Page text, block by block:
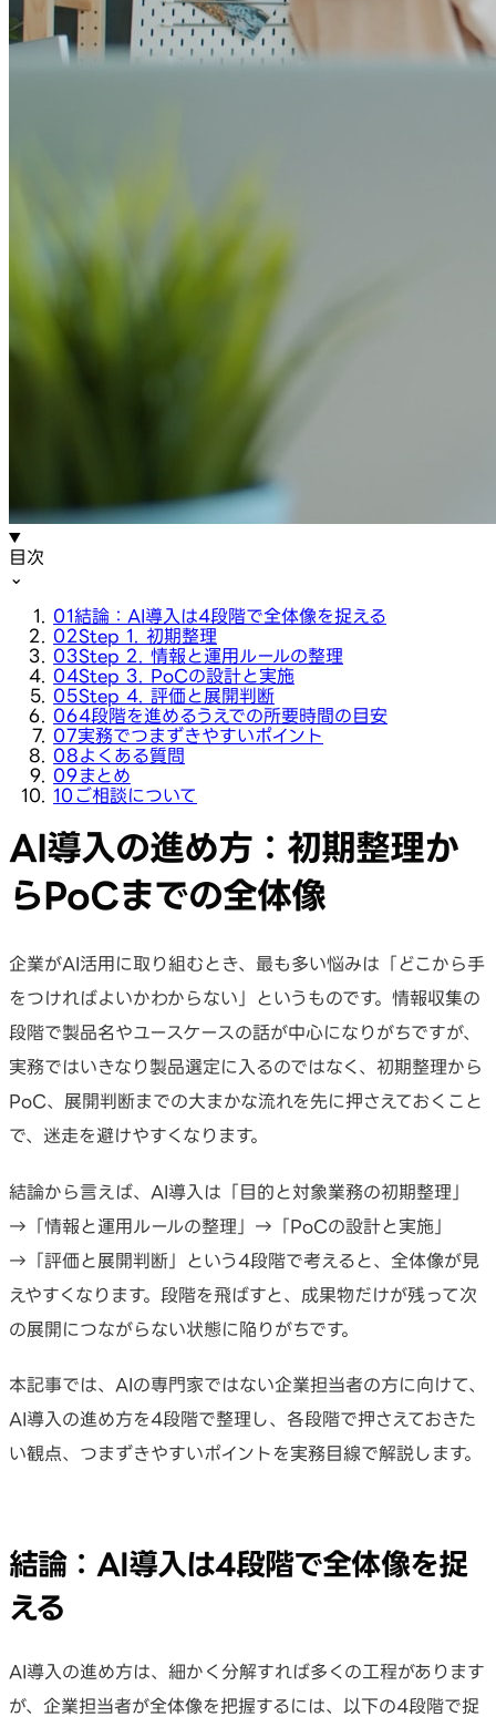
目次
⌄
01結論：AI導入は4段階で全体像を捉える
02Step 1. 初期整理
03Step 2. 情報と運用ルールの整理
04Step 3. PoCの設計と実施
05Step 4. 評価と展開判断
064段階を進めるうえでの所要時間の目安
07実務でつまずきやすいポイント
08よくある質問
09まとめ
10ご相談について
AI導入の進め方：初期整理か
らPoCまでの全体像
企業がAI活用に取り組むとき、最も多い悩みは「どこから手
をつければよいかわからない」というものです。情報収集の
段階で製品名やユースケースの話が中心になりがちですが、
実務ではいきなり製品選定に入るのではなく、初期整理から
PoC、展開判断までの大まかな流れを先に押さえておくこと
で、迷走を避けやすくなります。
結論から言えば、AI導入は「目的と対象業務の初期整理」
→「情報と運用ルールの整理」→「PoCの設計と実施」
→「評価と展開判断」という4段階で考えると、全体像が見
えやすくなります。段階を飛ばすと、成果物だけが残って次
の展開につながらない状態に陥りがちです。
本記事では、AIの専門家ではない企業担当者の方に向けて、
AI導入の進め方を4段階で整理し、各段階で押さえておきた
い観点、つまずきやすいポイントを実務目線で解説します。
結論：AI導入は4段階で全体像を捉
える
AI導入の進め方は、細かく分解すれば多くの工程があります
が、企業担当者が全体像を把握するには、以下の4段階で捉